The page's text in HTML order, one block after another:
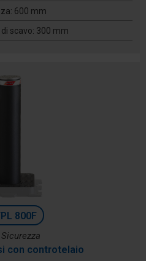
600 mm
scavo: 300 mm
800F
con controtelaio